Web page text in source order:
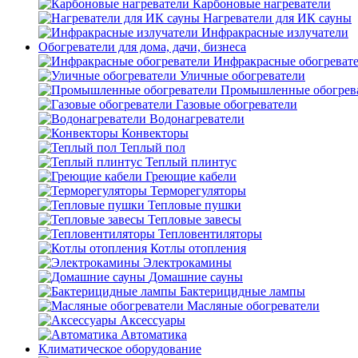
Карбоновые нагреватели
Нагреватели для ИК сауны
Инфракрасные излучатели
Обогреватели для дома, дачи, бизнеса
Инфракрасные
Уличные обогреватели
Промышленные
Газовые обогреватели
Водонагреватели
Конвекторы
Теплый пол
Теплый плинтус
Греющие кабели
Терморегуляторы
Тепловые пушки
Тепловые завесы
Тепловентиляторы
Котлы отопления
Электрокамины
Домашние сауны
Бактерицидные лампы
Масляные обогреватели
Аксессуары
Автоматика
Климатическое оборудование